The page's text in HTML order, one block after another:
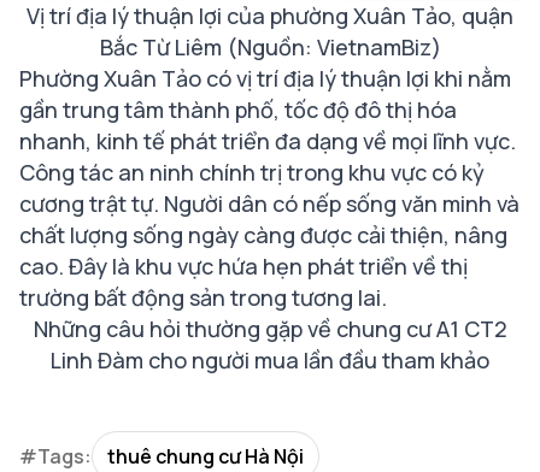
Vị trí địa lý thuận lợi của phường Xuân Tảo, quận
Bắc Từ Liêm (Nguồn: VietnamBiz)
Phường Xuân Tảo có vị trí địa lý thuận lợi khi nằm
gần trung tâm thành phố, tốc độ đô thị hóa
nhanh, kinh tế phát triển đa dạng về mọi lĩnh vực.
Công tác an ninh chính trị trong khu vực có kỷ
cương trật tự. Người dân có nếp sống văn minh và
chất lượng sống ngày càng được cải thiện, nâng
cao. Đây là khu vực hứa hẹn phát triển về thị
trường bất động sản trong tương lai.
Những câu hỏi thường gặp về chung cư A1 CT2
Linh Đàm cho người mua lần đầu tham khảo
#Tags:
thuê chung cư Hà Nội